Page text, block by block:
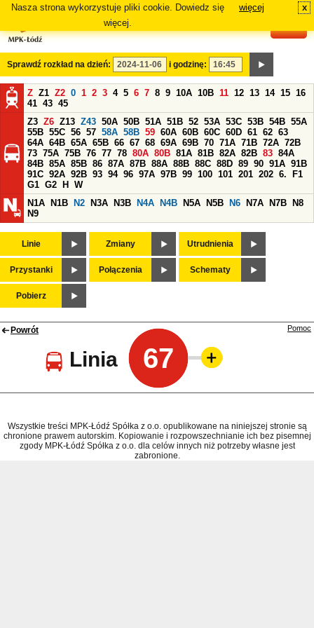
Nasza strona wykorzystuje pliki cookie. Dowiedz się
więcej.
więcej x
Sprawdź rozkład na dzień: i godzinę:
Z Z1 Z2 0 1 2 3 4 5 6 7 8 9 10A 10B 11 12 13 14 15 16
41 43 45
Z3 Z6 Z13 Z43 50A 50B 51A 51B 52 53A 53C 53B 54B 55A
55B 55C 56 57 58A 58B 59 60A 60B 60C 60D 61 62 63
64A 64B 65A 65B 66 67 68 69A 69B 70 71A 71B 72A 72B
73 75A 75B 76 77 78 80A 80B 81A 81B 82A 82B 83 84A
84B 85A 85B 86 87A 87B 88A 88B 88C 88D 89 90 91A 91B
91C 92A 92B 93 94 96 97A 97B 99 100 101 201 202 6.
F1
G1 G2 H
W
N1A
N1B N2 N3A N3B N4A N4B N5A N5B N6 N7A N7B
N8
N9
Linie Zmiany Utrudnienia
Przystanki Połączenia Schematy
Pobierz
Powrót
Linia 67
Pomoc
Wszystkie treści MPK-Łódź Spółka z o.o. opublikowane na niniejszej stronie są
chronione prawem autorskim. Kopiowanie i rozpowszechnianie ich bez pisemnej
zgody MPK-Łódź Spółka z o.o. dla celów innych niż potrzeby własne jest
zabronione.